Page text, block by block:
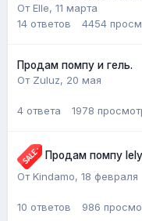
От Elle, 11 марта
14 ответов 4454
Продам помпу и гель.
От Zuluz, 20 мая
4 ответа 1978
Продам помпу
От Kindamo, 18 февраля
10 ответов 986